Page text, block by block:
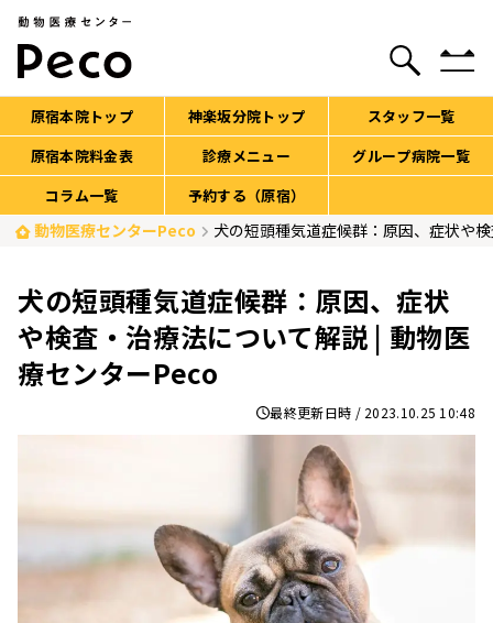
原宿本院トップ 神楽坂分院トップ
スタッフ一覧
原宿本院料金表
診療メニュー
グループ病院一覧
コラム一覧
予約する（原宿）
動物医療センターPeco 犬の短頭種気道症候群：原因、症状や
犬の短頭種気道症候群：原因、症状
や検査・治療法について解説 | 動物医
療センターPeco
2023.10.25 10:48